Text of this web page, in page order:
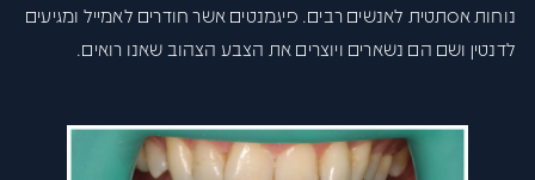
נוחות אסתטית לאנשים רבים. פיגמנטים אשר חודרים לאמייל ומגיעים
לדנטין ושם הם נשארים ויוצרים את הצבע הצהוב שאנו רואים.